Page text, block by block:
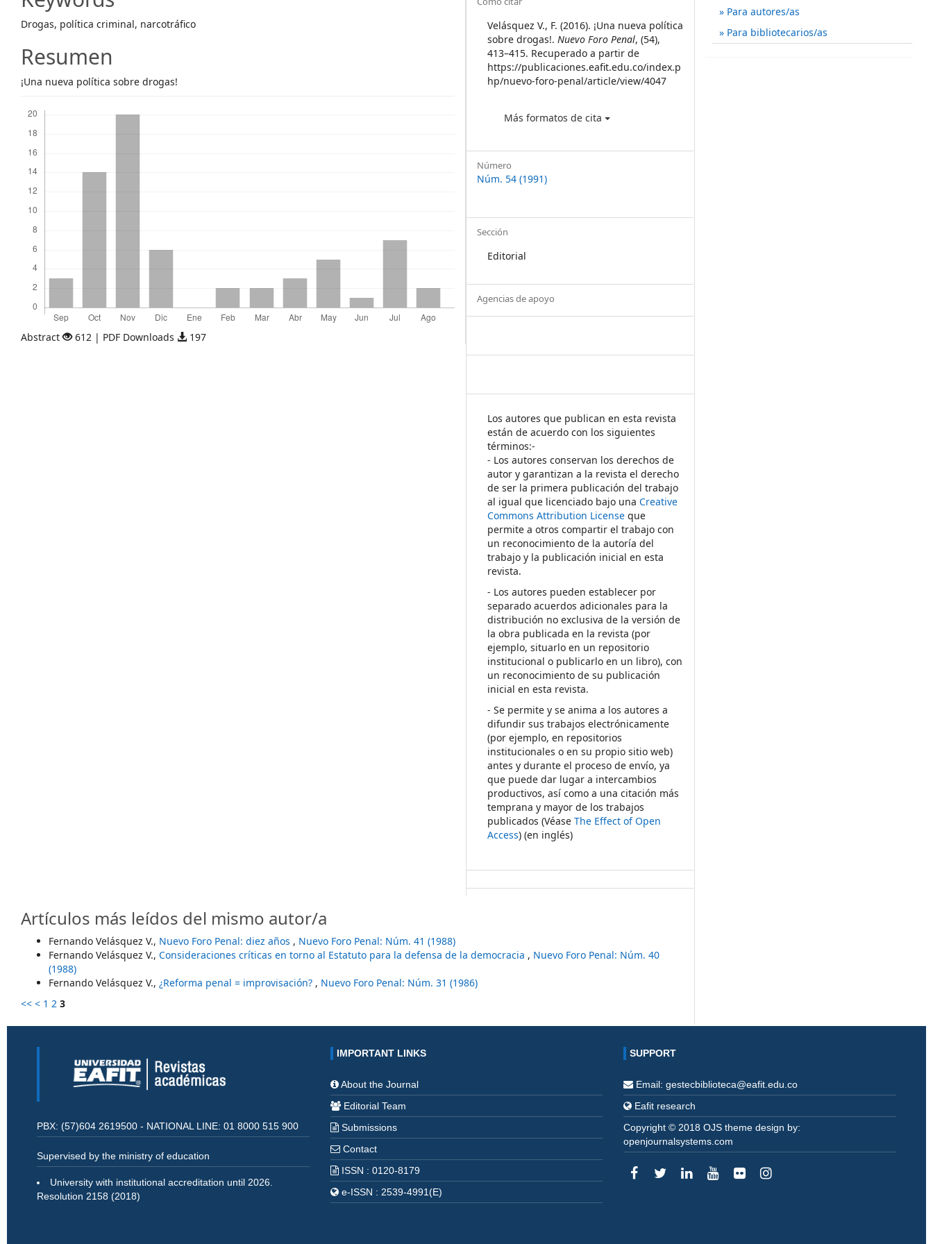
Content
Drogas, política criminal, narcotráfico
Resumen
¡Una nueva política sobre drogas!
Abstract 612 | PDF Downloads 197
Details
Velásquez V., F. (2016). ¡Una nueva política
sobre drogas!.Nuevo Foro Penal, (54),
413–415. Recuperado a partir de
https://publicaciones.eafit.edu.co/index.p
hp/nuevo-foro-penal/article/view/4047
Más formatos de cita
Número
Núm. 54 (1991)
Sección
Editorial
Agencias de apoyo
Los autores que publican en esta revista
están de acuerdo con los siguientes
términos:-
- Los autores conservan los derechos de
autor y garantizan a la revista el derecho
de ser la primera publicación del trabajo
al igual que licenciado bajo unaCreative
Commons Attribution License que
permite a otros compartir el trabajo con
un reconocimiento de la autoría del
trabajo y la publicación inicial en esta
revista.
- Los autores pueden establecer por
separado acuerdos adicionales para la
distribución no exclusiva de la versión de
la obra publicada en la revista (por
ejemplo, situarlo en un repositorio
institucional o publicarlo en un libro), con
un reconocimiento de su publicación
inicial en esta revista.
- Se permite y se anima a los autores a
difundir sus trabajos electrónicamente
(por ejemplo, en repositorios
institucionales o en su propio sitio web)
antes y durante el proceso de envío, ya
que puede dar lugar a intercambios
productivos, así como a una citación más
temprana y mayor de los trabajos
publicados (VéaseThe Effect of Open
Access) (en inglés)
Artículos más leídos del mismo autor/a
Fernando Velásquez V., Nuevo Foro Penal: diez años , Nuevo Foro Penal: Núm. 41 (1988)
Fernando Velásquez V., Consideraciones críticas en torno al Estatuto para la defensa de la democracia , Nuevo Foro Penal: Núm. 40
(1988)
Fernando Velásquez V., ¿Reforma penal = improvisación? , Nuevo Foro Penal: Núm. 31 (1986)
<< < 1 2 3
Para autores/as
Para bibliotecarios/as
PBX: (57)604 2619500 - NATIONAL LINE: 01 8000 515 900
Supervised by the ministry of education
University with institutional accreditation until 2026.
Resolution 2158 (2018)
IMPORTANT LINKS
About the Journal
Editorial Team
Submissions
Contact
ISSN : 0120-8179
e-ISSN : 2539-4991(E)
SUPPORT
Email: gestecbiblioteca@eafit.edu.co
Eafit research
Copyright © 2018 OJS theme design by:
openjournalsystems.com